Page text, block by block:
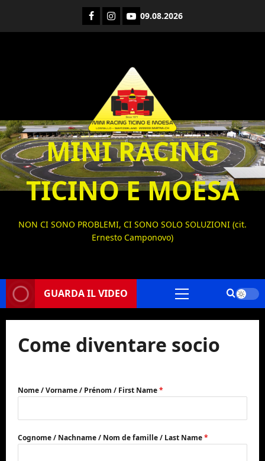
contenuto
Facebook
Instagram
YouTube
09.08.2026
MINI RACING
TICINO E MOESA
NON CI SONO PROBLEMI, CI SONO SOLO SOLUZIONI (cit.
Ernesto Camponovo)
GUARDA IL VIDEO
Menu
Come diventare socio
Nome / Vorname / Prénom / First Name*
Cognome / Nachname / Nom de famille / Last Name*